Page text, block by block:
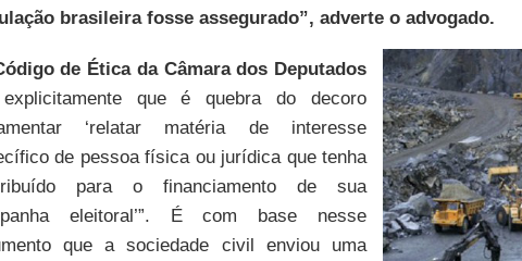
brasileira fosse assegurado”, adverte o advogado.
de Ética da Câmara dos Deputados
que é quebra do decoro
‘relatar matéria de interesse
de pessoa física ou jurídica que tenha
para o financiamento de sua
eleitoral’”. É com base nesse
que a sociedade civil enviou uma